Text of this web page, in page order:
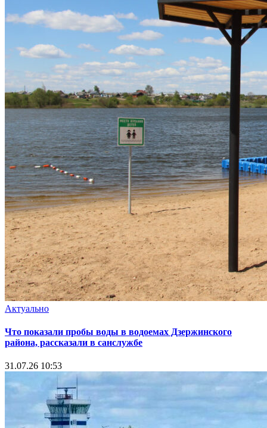
Актуально
Что показали пробы воды в водоемах Дзержинского
района, рассказали в санслужбе
31.07.26 10:53